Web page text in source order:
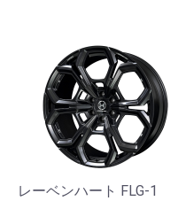
レーベンハート FLG-1